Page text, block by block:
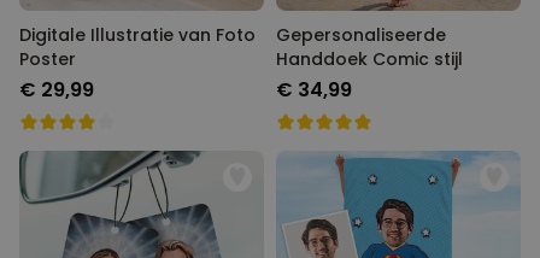
Digitale Illustratie van Foto
Poster
€ 29,99
Gepersonaliseerde
Handdoek Comic stijl
€ 34,99